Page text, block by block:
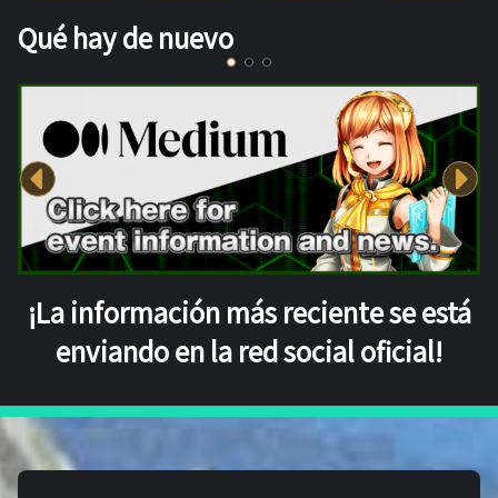
Qué hay de nuevo
¡La información más reciente se está
enviando en la red social oficial!